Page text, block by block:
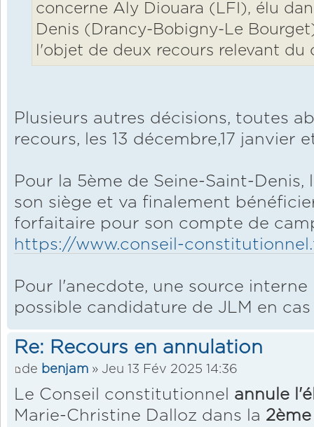
concerne Aly Diouara (LFI), élu
Denis (Drancy-Bobigny-Le
l'objet de deux recours relevant du
Plusieurs autres décisions, toutes
recours, les 13 décembre,17 janvier
Pour la 5ème de Seine-Saint-
son siège et va finalement
forfaitaire pour son compte de
https://www.conseil-
Pour l'anecdote, une source
possible candidature de JLM en
Re: Recours en annulation
de benjam » Jeu 13 Fév 2025 14:36
Le Conseil constitutionnel annule
Marie-Christine Dalloz dans la